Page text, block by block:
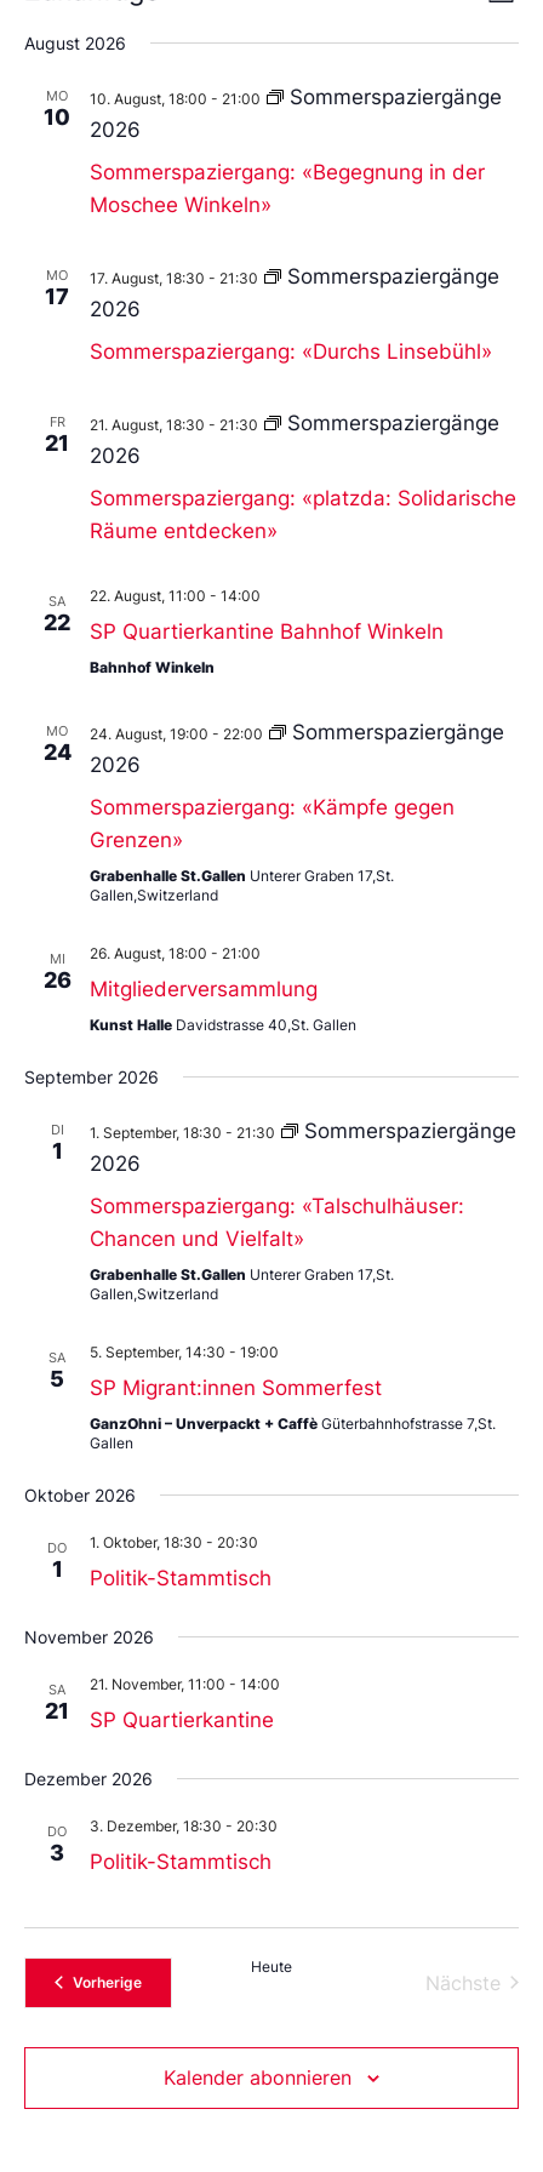
Sie
das
aus.
August 2026
MO
10
10. August, 18:00 - 21:00
Sommerspaziergänge
2026
Sommerspaziergang: «Begegnung in der
Moschee Winkeln»
MO
17
17. August, 18:30 - 21:30
Sommerspaziergänge
2026
Sommerspaziergang: «Durchs Linsebühl»
FR
21
21. August, 18:30 - 21:30
Sommerspaziergänge
2026
Sommerspaziergang: «platzda: Solidarische
Räume entdecken»
SA
22
22. August, 11:00 - 14:00
SP Quartierkantine Bahnhof Winkeln
Bahnhof Winkeln
MO
24
24. August, 19:00 - 22:00
Sommerspaziergänge
2026
Sommerspaziergang: «Kämpfe gegen
Grenzen»
Grabenhalle St.Gallen Unterer Graben 17,St.
Gallen,Switzerland
MI
26
26. August, 18:00 - 21:00
Mitgliederversammlung
Kunst Halle Davidstrasse 40,St. Gallen
September 2026
DI
1
1. September, 18:30 - 21:30
Sommerspaziergänge
2026
Sommerspaziergang: «Talschulhäuser:
Chancen und Vielfalt»
Grabenhalle St.Gallen Unterer Graben 17,St.
Gallen,Switzerland
SA
5
5. September, 14:30 - 19:00
SP Migrant:innen Sommerfest
GanzOhni – Unverpackt + Caffè Güterbahnhofstrasse 7,St.
Gallen
Oktober 2026
DO
1
1. Oktober, 18:30 - 20:30
Politik-Stammtisch
November 2026
SA
21
21. November, 11:00 - 14:00
SP Quartierkantine
Dezember 2026
DO
3
3. Dezember, 18:30 - 20:30
Politik-Stammtisch
VorherigeVeranstaltungen
Heute
Nächste
Kalender abonnieren